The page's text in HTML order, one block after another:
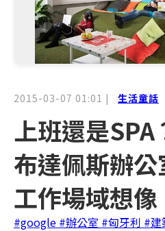
2015-03-07 01:01 | 生活童話
上班還是
布達佩斯辦
工作場域想像
#google #辦公室 #匈牙利 #建